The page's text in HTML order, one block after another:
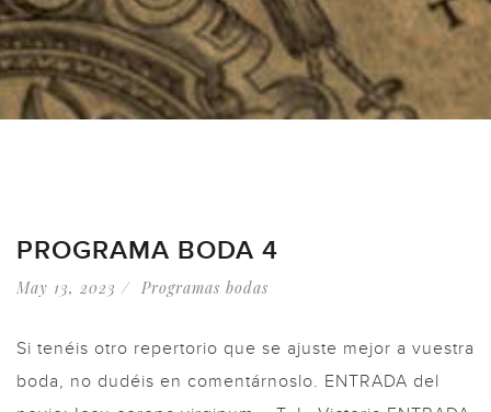
PROGRAMA BODA 4
May 13, 2023 Programas bodas
Si tenéis otro repertorio que se ajuste mejor a vuestra
boda, no dudéis en comentárnoslo. ENTRADA del